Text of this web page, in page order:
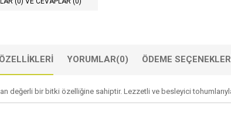
YORUMLAR(0) ÖDEME
değerli bir bitki özelliğine sahiptir. Lezzetli ve besleyici